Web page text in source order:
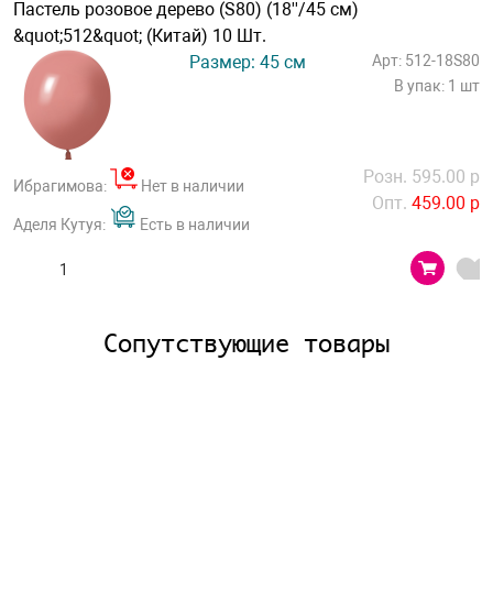
Пастель розовое дерево (S80) (18''/45 см)
&quot;512&quot; (Китай) 10 Шт.
Размер: 45 см
Арт: 512-18S80
В упак: 1 шт
Ибрагимова: Нет в наличии
Аделя Кутуя: Есть в наличии
Розн. 595.00 р
Опт. 459.00 р
Сопутствующие товары